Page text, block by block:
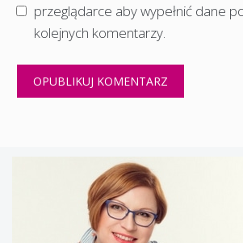
przeglądarce aby wypełnić dane
kolejnych komentarzy.